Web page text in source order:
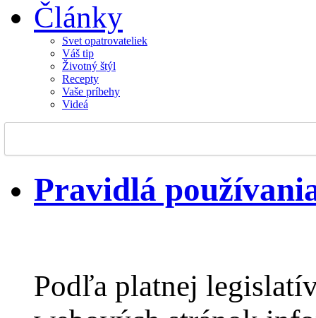
Články
Svet opatrovateliek
Váš tip
Životný štýl
Recepty
Vaše príbehy
Videá
Pravidlá
Podľa platnej